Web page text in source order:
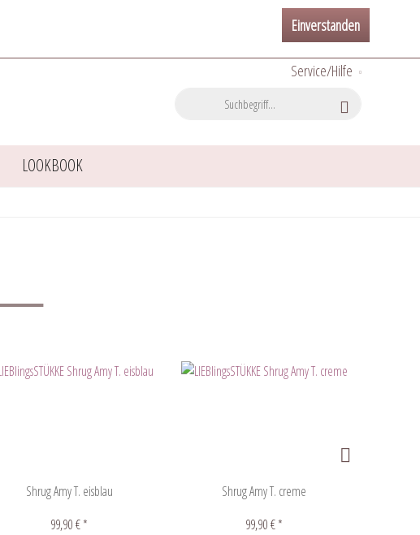
Einverstanden
Service/Hilfe
LOOKBOOK
Shrug Amy T. eisblau
99,90 € *
Shrug Amy T. creme
99,90 € *